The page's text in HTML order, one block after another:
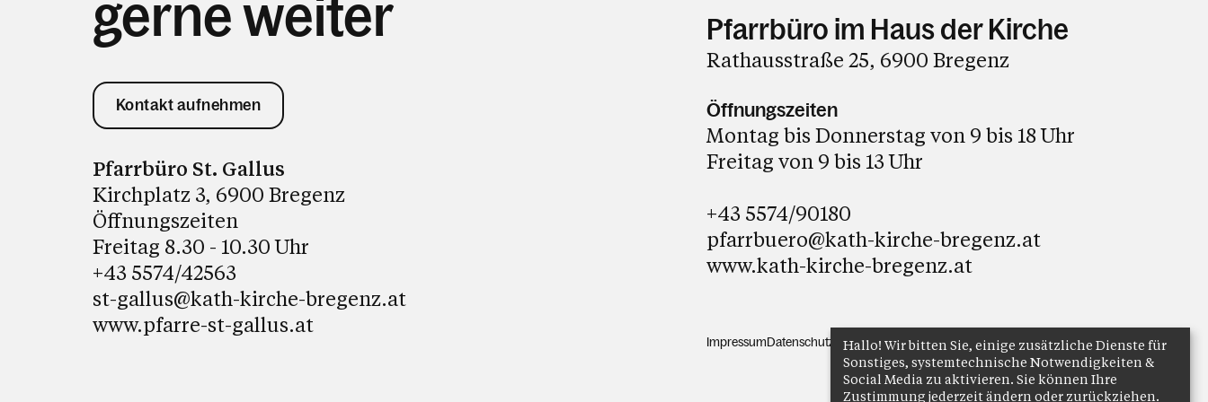
gerne weiter
Kontakt aufnehmen
Pfarrbüro St. Gallus
Kirchplatz 3, 6900 Bregenz
Öffnungszeiten
Freitag 8.30 - 10.30 Uhr
+43 5574/42563
st-gallus@kath-kirche-bregenz.at
www.pfarre-st-gallus.at
Pfarrbüro im Haus der Kirche
Rathausstraße 25, 6900 Bregenz
Öffnungszeiten
Montag bis Donnerstag von 9 bis 18 Uhr
Freitag von 9 bis 13 Uhr
+43 5574/90180
pfarrbuero@kath-kirche-bregenz.at
www.kath-kirche-bregenz.at
ImpressumDatenschutz Anmelden
Hallo! Wir bitten Sie, einige zusätzliche Dienste für
Sonstiges, systemtechnische Notwendigkeiten &
Social Media zu aktivieren. Sie können Ihre
Zustimmung jederzeit ändern oder zurückziehen.